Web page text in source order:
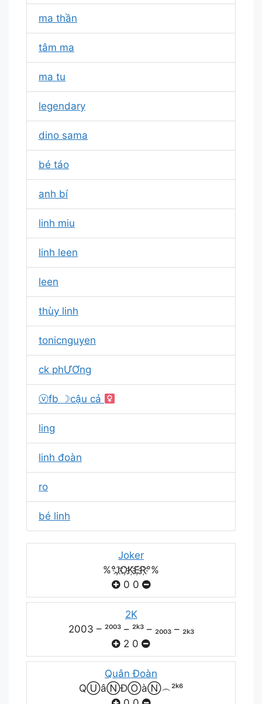
ma thần
tâm ma
ma tu
legendary
dino sama
bé táo
anh bí
linh miu
linh leen
leen
thùy linh
tonicnguyen
ck phƯƠng
ⓥfb ☽cậu cả
ling
linh đoàn
ro
bé linh
Joker
%°J҉O҉K҉E҉R҉°%
0 0
2K
2003 – ²⁰⁰³ – ²ᵏ³ – ₂₀₀₃ – ₂ₖ₃
2 0
Quân Đoàn
QⓊâⓃĐⓄàⓃ︵²ᵏ⁶